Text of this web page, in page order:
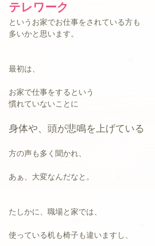
テレワーク
というお家でお仕事をされている方も
多いかと思います。
最初は、
お家で仕事をするという
慣れていないことに
身体や、頭が悲鳴を上げている
方の声も多く聞かれ、
あぁ、大変なんだなと。
たしかに、職場と家では、
使っている机も椅子も違いますし、